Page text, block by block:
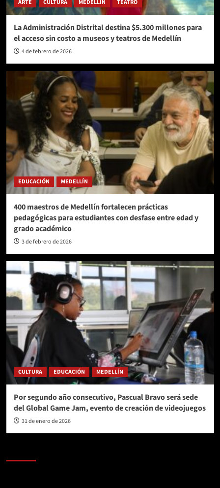
ARTE CULTURA MEDELLÍN TEATRO
La Administración Distrital destina $5.300 millones para
el acceso sin costo a museos y teatros de Medellín
4 de febrero de 2026
EDUCACIÓN MEDELLÍN
400 maestros de Medellín fortalecen prácticas
pedagógicas para estudiantes con desfase entre edad y
grado académico
3 de febrero de 2026
CULTURA EDUCACIÓN MEDELLÍN
Por segundo año consecutivo, Pascual Bravo será sede
del Global Game Jam, evento de creación de videojuegos
31 de enero de 2026